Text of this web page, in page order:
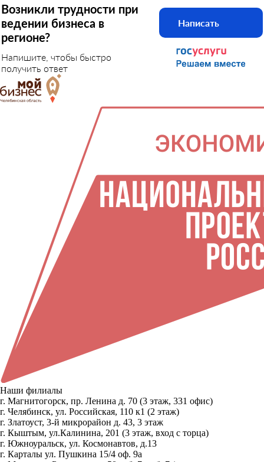
Возникли трудности при
ведении бизнеса в
регионе?
Напишите, чтобы быстро
получить ответ
Написать
Наши филиалы
г. Магнитогорск, пр. Ленина д. 70 (3 этаж, 331 офис)
г. Челябинск, ул. Российская, 110 к1 (2 этаж)
г. Златоуст, 3-й микрорайон д. 43, 3 этаж
г. Кыштым, ул.Калинина, 201 (3 этаж, вход с торца)
г. Южноуральск, ул. Космонавтов, д.13
г. Карталы ул. Пушкина 15/4 оф. 9а